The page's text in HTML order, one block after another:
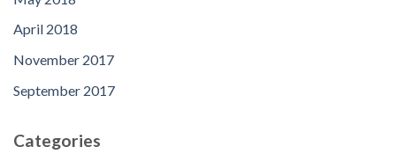
April 2018
November 2017
September 2017
Categories